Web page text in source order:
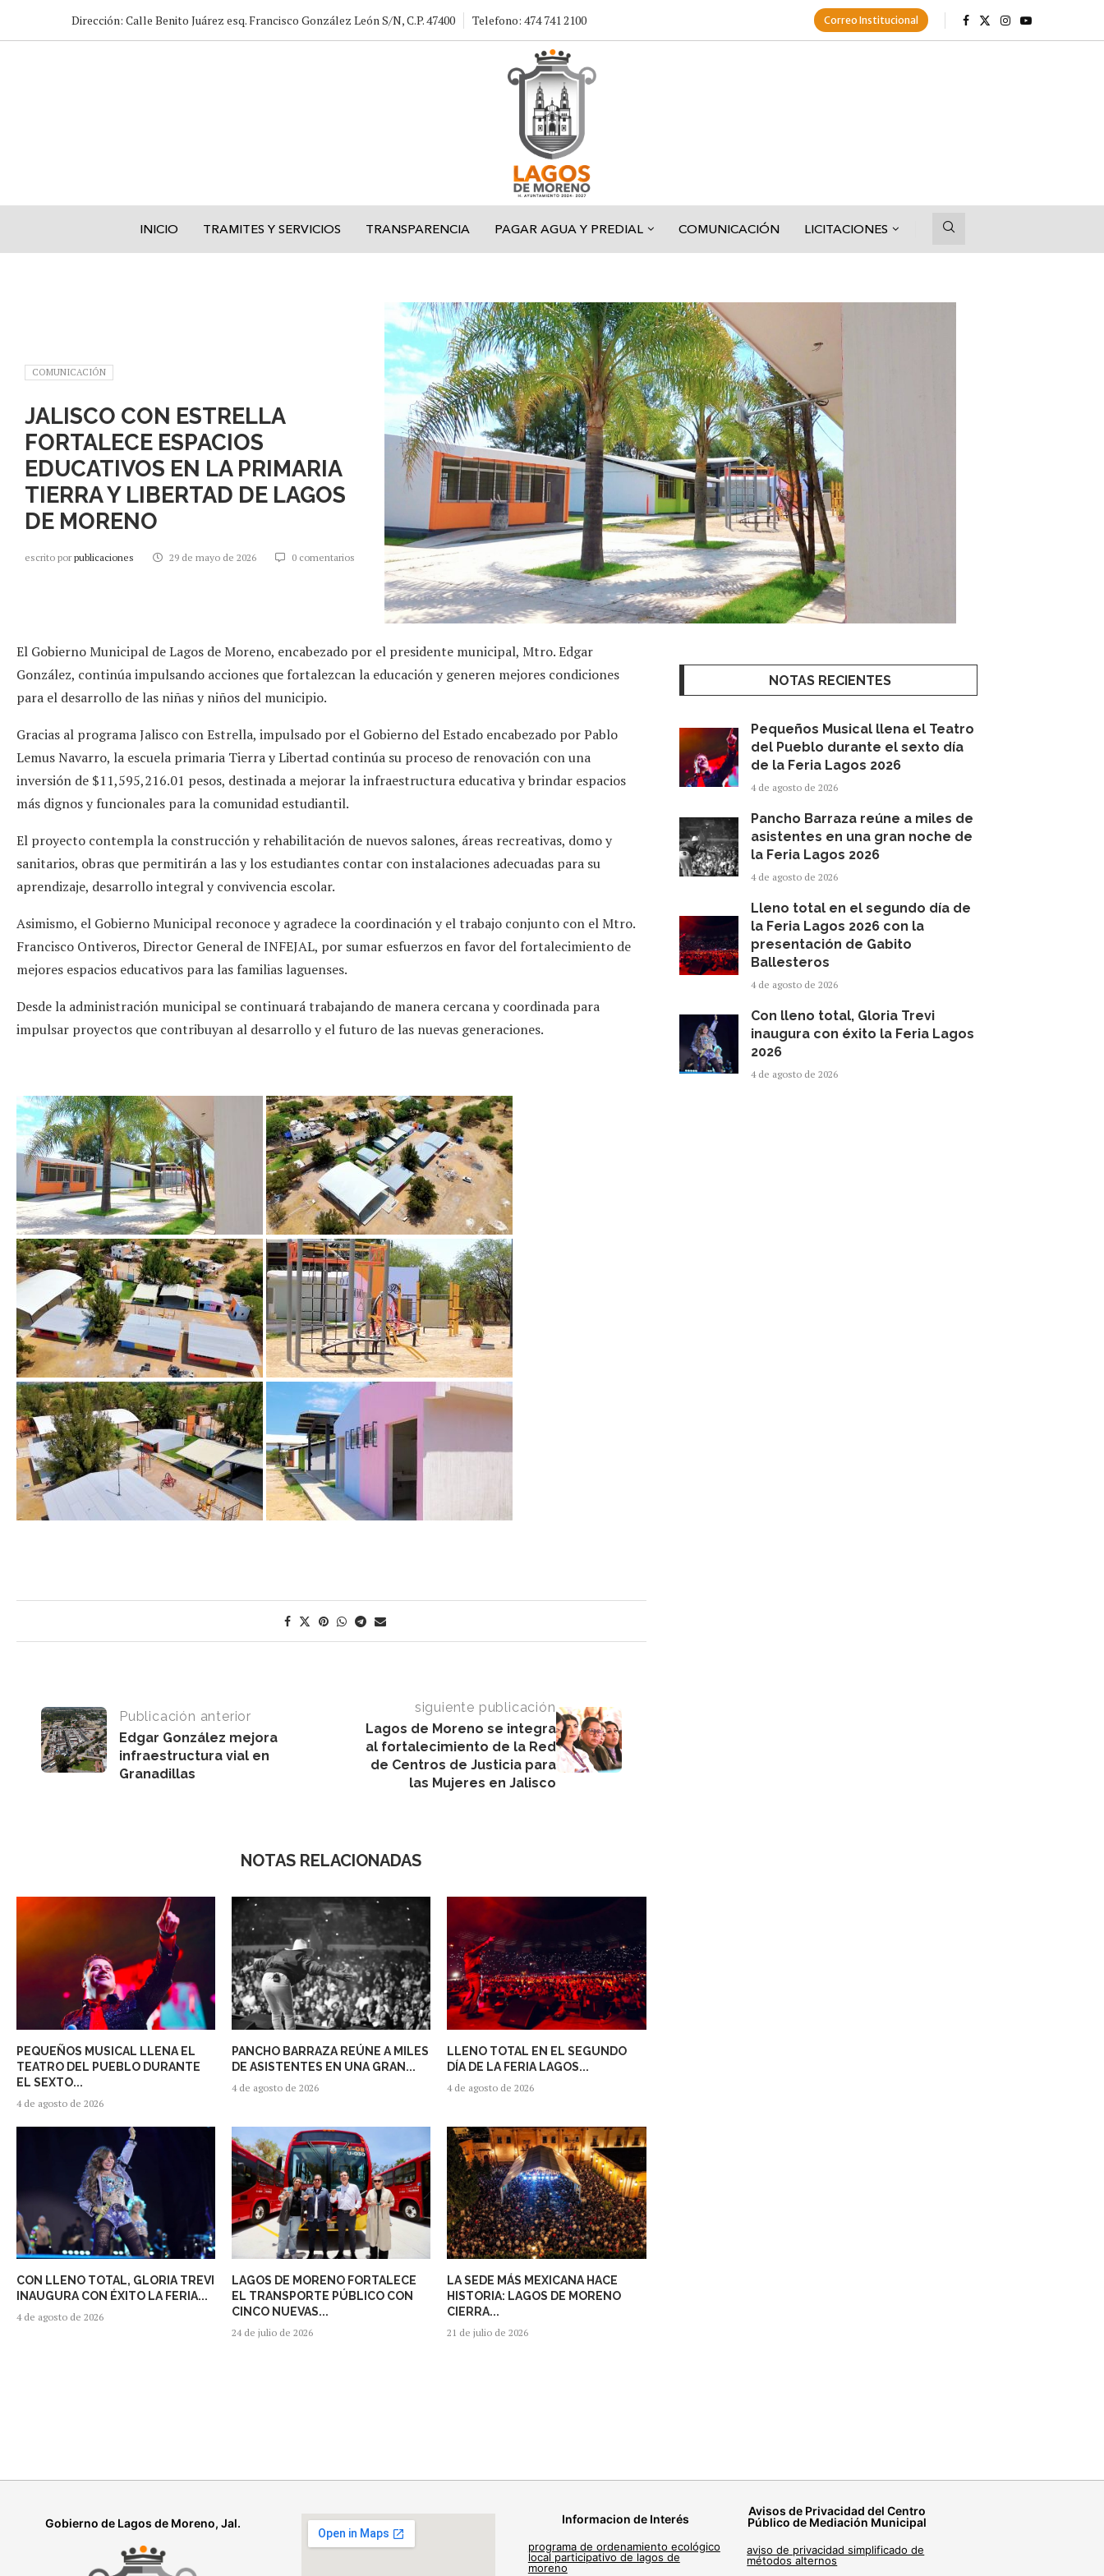
Dirección: Calle Benito Juárez esq. Francisco González León S/N, C.P. 47400 Telefono: 474 741 2100 Correo Institucional
INICIO TRAMITES Y SERVICIOS TRANSPARENCIA PAGAR AGUA Y PREDIAL COMUNICACIÓN LICITACIONES
COMUNICACIÓN
JALISCO CON ESTRELLA
FORTALECE ESPACIOS
EDUCATIVOS EN LA PRIMARIA
TIERRA Y LIBERTAD DE LAGOS
DE MORENO
escrito por publicaciones 29 de mayo de 2026 0 comentarios
El Gobierno Municipal de Lagos de Moreno, encabezado por el presidente municipal, Mtro. Edgar
González, continúa impulsando acciones que fortalezcan la educación y generen mejores condiciones
para el desarrollo de las niñas y niños del municipio.
Gracias al programa Jalisco con Estrella, impulsado por el Gobierno del Estado encabezado por Pablo
Lemus Navarro, la escuela primaria Tierra y Libertad continúa su proceso de renovación con una
inversión de $11,595,216.01 pesos, destinada a mejorar la infraestructura educativa y brindar espacios
más dignos y funcionales para la comunidad estudiantil.
El proyecto contempla la construcción y rehabilitación de nuevos salones, áreas recreativas, domo y
sanitarios, obras que permitirán a las y los estudiantes contar con instalaciones adecuadas para su
aprendizaje, desarrollo integral y convivencia escolar.
Asimismo, el Gobierno Municipal reconoce y agradece la coordinación y el trabajo conjunto con el Mtro.
Francisco Ontiveros, Director General de INFEJAL, por sumar esfuerzos en favor del fortalecimiento de
mejores espacios educativos para las familias laguenses.
Desde la administración municipal se continuará trabajando de manera cercana y coordinada para
impulsar proyectos que contribuyan al desarrollo y el futuro de las nuevas generaciones.
Publicación anterior
Edgar González mejora
infraestructura vial en
Granadillas
siguiente publicación
Lagos de Moreno se integra
al fortalecimiento de la Red
de Centros de Justicia para
las Mujeres en Jalisco
NOTAS RELACIONADAS
PEQUEÑOS MUSICAL LLENA EL
TEATRO DEL PUEBLO DURANTE
EL SEXTO...
4 de agosto de 2026
PANCHO BARRAZA REÚNE A MILES
DE ASISTENTES EN UNA GRAN...
4 de agosto de 2026
LLENO TOTAL EN EL SEGUNDO
DÍA DE LA FERIA LAGOS...
4 de agosto de 2026
CON LLENO TOTAL, GLORIA TREVI
INAUGURA CON ÉXITO LA FERIA...
4 de agosto de 2026
LAGOS DE MORENO FORTALECE
EL TRANSPORTE PÚBLICO CON
CINCO NUEVAS...
24 de julio de 2026
LA SEDE MÁS MEXICANA HACE
HISTORIA: LAGOS DE MORENO
CIERRA...
21 de julio de 2026
NOTAS RECIENTES
Pequeños Musical llena el Teatro
del Pueblo durante el sexto día
de la Feria Lagos 2026
4 de agosto de 2026
Pancho Barraza reúne a miles de
asistentes en una gran noche de
la Feria Lagos 2026
4 de agosto de 2026
Lleno total en el segundo día de
la Feria Lagos 2026 con la
presentación de Gabito
Ballesteros
4 de agosto de 2026
Con lleno total, Gloria Trevi
inaugura con éxito la Feria Lagos
2026
4 de agosto de 2026
Gobierno de Lagos de Moreno, Jal. Informacion de Interés
programa de ordenamiento ecológico
local participativo de lagos de
moreno
Avisos de Privacidad del Centro
Público de Mediación Municipal
aviso de privacidad simplificado de
métodos alternos